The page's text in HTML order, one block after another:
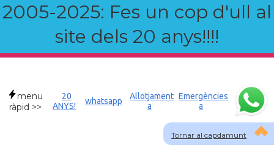
2005-2025: Fes un cop d'ull al
site dels 20 anys!!!!
Tornar al capdamunt
menu
ràpid >>
20
ANYS!
whatsapp
Allotjament
a
Emergències
a